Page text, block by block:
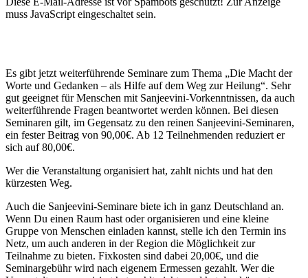
muss JavaScript eingeschaltet sein.
Es gibt jetzt weiterführende Seminare zum Thema „Die Macht der
Worte und Gedanken – als Hilfe auf dem Weg zur Heilung“. Sehr
gut geeignet für Menschen mit Sanjeevini-Vorkenntnissen, da auch
weiterführende Fragen beantwortet werden können. Bei diesen
Seminaren gilt, im Gegensatz zu den reinen Sanjeevini-Seminaren,
ein fester Beitrag von 90,00€. Ab 12 Teilnehmenden reduziert er
sich auf 80,00€.
Wer die Veranstaltung organisiert hat, zahlt nichts und hat den
kürzesten Weg.
Auch die Sanjeevini-Seminare biete ich in ganz Deutschland an.
Wenn Du einen Raum hast oder organisieren und eine kleine
Gruppe von Menschen einladen kannst, stelle ich den Termin ins
Netz, um auch anderen in der Region die Möglichkeit zur
Teilnahme zu bieten. Fixkosten sind dabei 20,00€, und die
Seminargebühr wird nach eigenem Ermessen gezahlt. Wer die